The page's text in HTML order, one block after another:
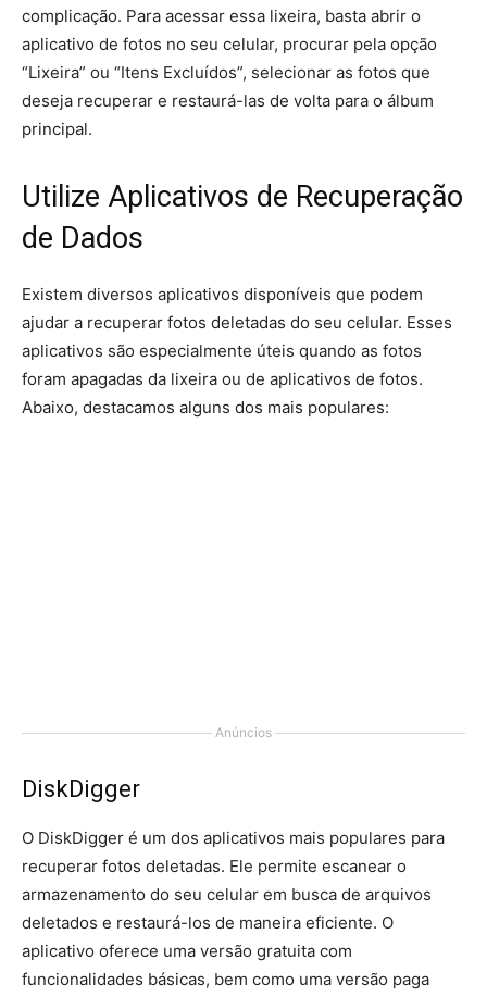
complicação. Para acessar essa lixeira, basta abrir o
aplicativo de fotos no seu celular, procurar pela opção
“Lixeira” ou “Itens Excluídos”, selecionar as fotos que
deseja recuperar e restaurá-las de volta para o álbum
principal.
Utilize Aplicativos de Recuperação
de Dados
Existem diversos aplicativos disponíveis que podem
ajudar a recuperar fotos deletadas do seu celular. Esses
aplicativos são especialmente úteis quando as fotos
foram apagadas da lixeira ou de aplicativos de fotos.
Abaixo, destacamos alguns dos mais populares:
Anúncios
DiskDigger
O DiskDigger é um dos aplicativos mais populares para
recuperar fotos deletadas. Ele permite escanear o
armazenamento do seu celular em busca de arquivos
deletados e restaurá-los de maneira eficiente. O
aplicativo oferece uma versão gratuita com
funcionalidades básicas, bem como uma versão paga